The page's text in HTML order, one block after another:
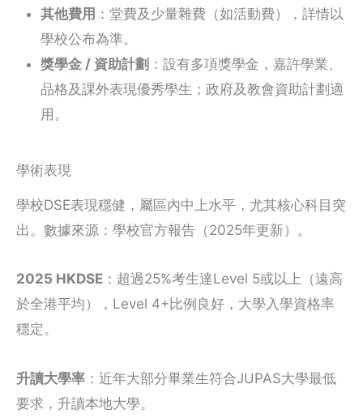
其他費用 ：堂費及少量雜費（如活動費），詳情以
學校公布為準。
獎學金 / 資助計劃 ：設有多項獎學金，嘉許學業、
品格及課外表現優秀學生；政府及教會資助計劃適
用。
學術表現
學校DSE表現穩健，屬區內中上水平，尤其核心科目突
出。數據來源：學校官方報告（2025年更新）。
2025 HKDSE ：超過25%考生達Level 5或以上（遠高
於全港平均），Level 4+比例良好，大學入學資格率
穩定。
升讀大學率 ：近年大部分畢業生符合JUPAS大學最低
要求，升讀本地大學。